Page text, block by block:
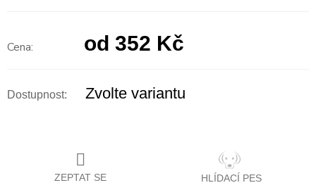
od 352 Kč
Zvolte variantu
ZEPTAT SE HLÍDACÍ PES